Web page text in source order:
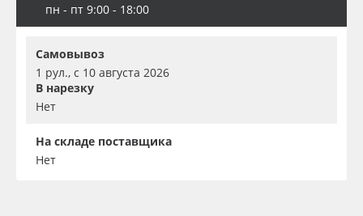
пн - пт 9:00 - 18:00
Самовывоз
1 рул., с 10 августа 2026
В нарезку
Нет
На складе поставщика
Нет